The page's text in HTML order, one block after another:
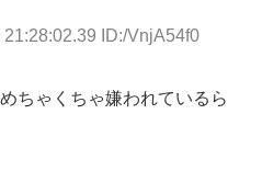
ID:/VnjA54f0
ちゃくちゃ嫌われているら